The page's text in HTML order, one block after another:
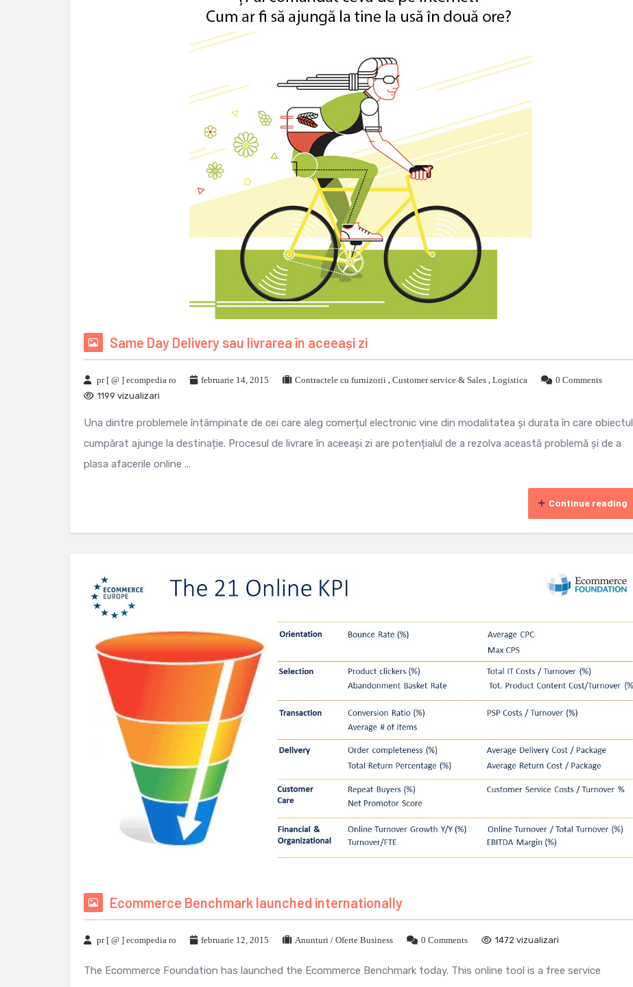
Same Day Delivery sau livrarea în aceeași zi
pr [ @ ] ecompedia ro februarie 14, 2015 Contractele cu furnizorii , Customer service & Sales , Logistica
0 Comments
1199 vizualizari
Una dintre problemele întâmpinate de cei care aleg comerțul electronic vine din modalitatea și durata în care obiectul
cumpărat ajunge la destinație. Procesul de livrare în aceeași zi are potențialul de a rezolva această problemă și de a
plasa afacerile online ...
Continue reading
Ecommerce Benchmark launched internationally
pr [ @ ] ecompedia ro februarie 12, 2015 Anunturi / Oferte Business 0 Comments 1472 vizualizari
The Ecommerce Foundation has launched the Ecommerce Benchmark today. This online tool is a free service